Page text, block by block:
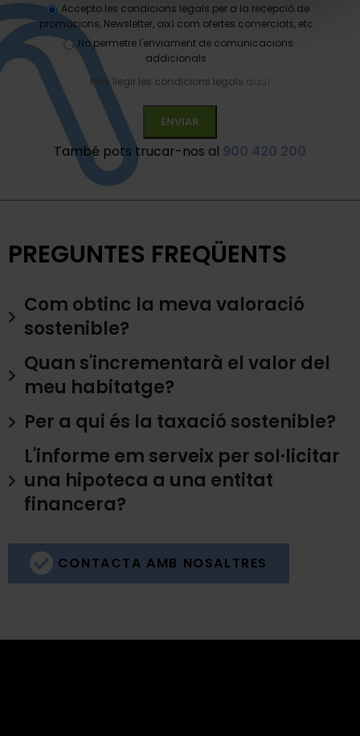
Accepto les condicions legals per a la recepció de
promocions, Newsletter, així com ofertes comercials, etc
No permetre l'enviament de comunicacions
addicionals
Pots llegir les condicions legals aquí
També pots trucar-nos al 900 420 200
PREGUNTES FREQÜENTS
Com obtinc la meva valoració
sostenible?
Quan s'incrementarà el valor del
meu habitatge?
Per a qui és la taxació sostenible?
L'informe em serveix per sol·licitar
una hipoteca a una entitat
financera?
CONTACTA AMB NOSALTRES